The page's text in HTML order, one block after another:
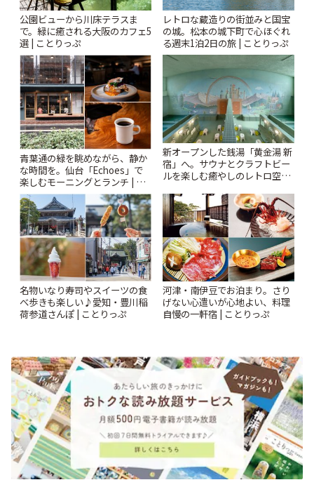
公園ビューから川床テラスま
で。緑に癒される大阪のカフェ5
選 | ことりっぷ
レトロな蔵造りの街並みと国宝
の城。松本の城下町で心ほぐれ
る週末1泊2日の旅 | ことりっぷ
青葉通の緑を眺めながら、静か
な時間を。仙台「Echoes」で
楽しむモーニングとランチ | こ
とりっぷ
新オープンした銭湯「黄金湯 新
宿」へ。サウナとクラフトビー
ルを楽しむ癒やしのレトロ空間
名物いなり寿司やスイーツの食
べ歩きも楽しい♪愛知・豊川稲
荷参道さんぽ | ことりっぷ
河津・南伊豆でお泊まり。さり
げない心遣いが心地よい、料理
自慢の一軒宿 | ことりっぷ